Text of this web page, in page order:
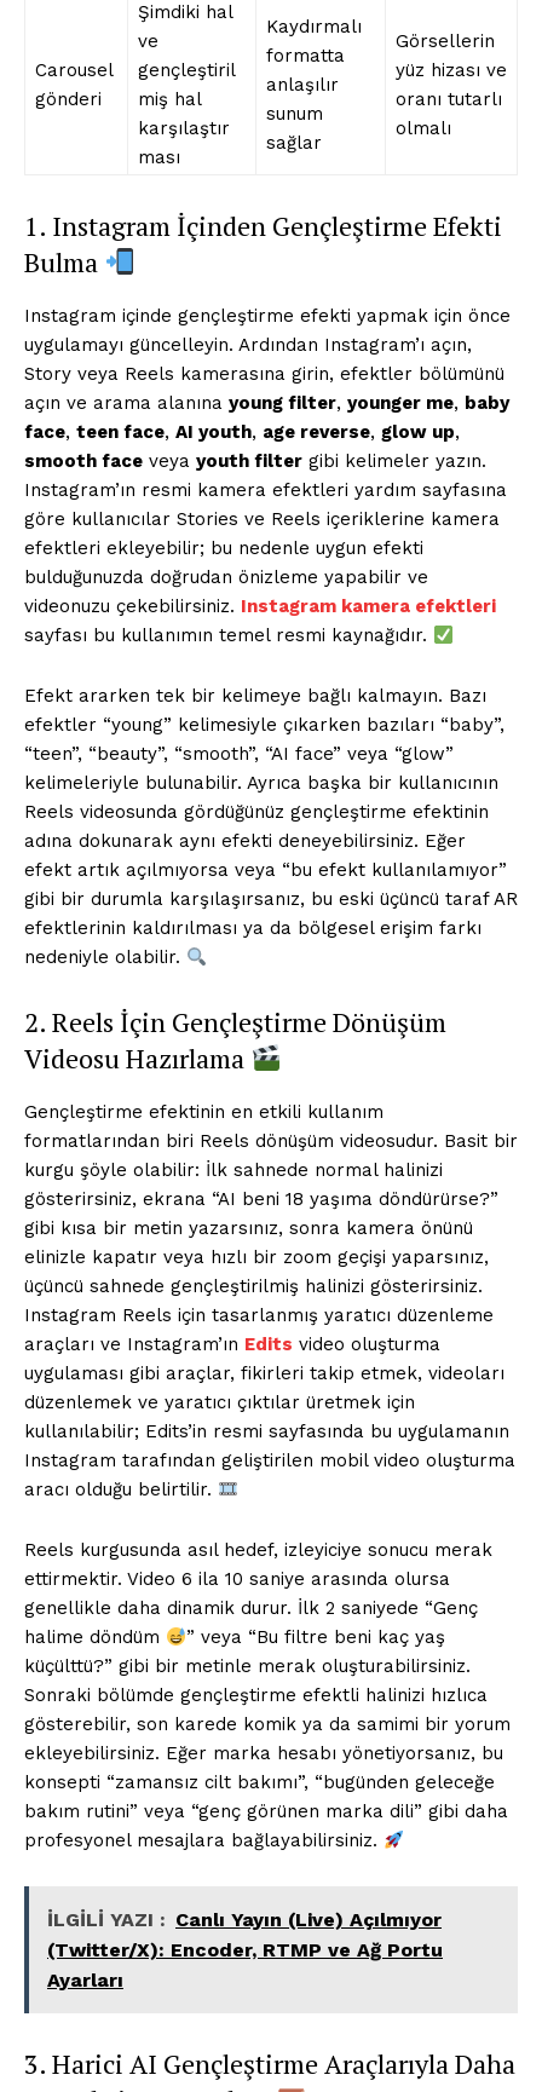
Carousel
gönderi
Şimdiki hal
ve
gençleştiril
miş hal
karşılaştır
ması
Kaydırmalı
formatta
anlaşılır
sunum
sağlar
Görsellerin
yüz hizası ve
oranı tutarlı
olmalı
1. Instagram İçinden Gençleştirme Efekti
Bulma
Instagram içinde gençleştirme efekti yapmak için önce
uygulamayı güncelleyin. Ardından Instagram’ı açın,
Story veya Reels kamerasına girin, efektler bölümünü
açın ve arama alanına young filter, younger me, baby
face, teen face, AI youth, age reverse, glow up,
smooth face veya youth filter gibi kelimeler yazın.
Instagram’ın resmi kamera efektleri yardım sayfasına
göre kullanıcılar Stories ve Reels içeriklerine kamera
efektleri ekleyebilir; bu nedenle uygun efekti
bulduğunuzda doğrudan önizleme yapabilir ve
videonuzu çekebilirsiniz. Instagram kamera efektleri
sayfası bu kullanımın temel resmi kaynağıdır.
Efekt ararken tek bir kelimeye bağlı kalmayın. Bazı
efektler “young” kelimesiyle çıkarken bazıları “baby”,
“teen”, “beauty”, “smooth”, “AI face” veya “glow”
kelimeleriyle bulunabilir. Ayrıca başka bir kullanıcının
Reels videosunda gördüğünüz gençleştirme efektinin
adına dokunarak aynı efekti deneyebilirsiniz. Eğer
efekt artık açılmıyorsa veya “bu efekt kullanılamıyor”
gibi bir durumla karşılaşırsanız, bu eski üçüncü taraf AR
efektlerinin kaldırılması ya da bölgesel erişim farkı
nedeniyle olabilir.
2. Reels İçin Gençleştirme Dönüşüm
Videosu Hazırlama
Gençleştirme efektinin en etkili kullanım
formatlarından biri Reels dönüşüm videosudur. Basit bir
kurgu şöyle olabilir: İlk sahnede normal halinizi
gösterirsiniz, ekrana “AI beni 18 yaşıma döndürürse?”
gibi kısa bir metin yazarsınız, sonra kamera önünü
elinizle kapatır veya hızlı bir zoom geçişi yaparsınız,
üçüncü sahnede gençleştirilmiş halinizi gösterirsiniz.
Instagram Reels için tasarlanmış yaratıcı düzenleme
araçları ve Instagram’ın Edits video oluşturma
uygulaması gibi araçlar, fikirleri takip etmek, videoları
düzenlemek ve yaratıcı çıktılar üretmek için
kullanılabilir; Edits’in resmi sayfasında bu uygulamanın
Instagram tarafından geliştirilen mobil video oluşturma
aracı olduğu belirtilir.
Reels kurgusunda asıl hedef, izleyiciye sonucu merak
ettirmektir. Video 6 ila 10 saniye arasında olursa
genellikle daha dinamik durur. İlk 2 saniyede “Genç
halime döndüm
” veya “Bu filtre beni kaç yaş
küçülttü?” gibi bir metinle merak oluşturabilirsiniz.
Sonraki bölümde gençleştirme efektli halinizi hızlıca
gösterebilir, son karede komik ya da samimi bir yorum
ekleyebilirsiniz. Eğer marka hesabı yönetiyorsanız, bu
konsepti “zamansız cilt bakımı”, “bugünden geleceğe
bakım rutini” veya “genç görünen marka dili” gibi daha
profesyonel mesajlara bağlayabilirsiniz.
İLGİLİ YAZI : Canlı Yayın (Live) Açılmıyor
(Twitter/X): Encoder, RTMP ve Ağ Portu
Ayarları
3. Harici AI Gençleştirme Araçlarıyla Daha